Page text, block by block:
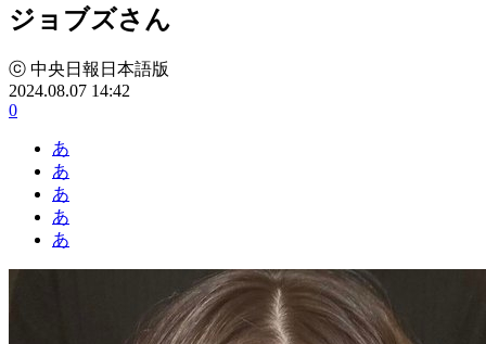
ジョブズさん
ⓒ 中央日報日本語版
2024.08.07 14:42
0
あ
あ
あ
あ
あ